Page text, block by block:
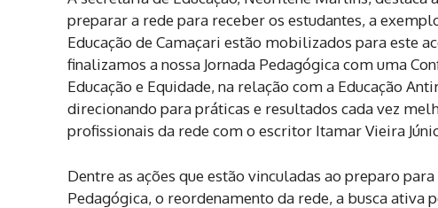
preparar a rede para receber os estudantes, a
Educação de Camaçari estão mobilizados para este
finalizamos a nossa Jornada Pedagógica com uma
Educação e Equidade, na relação com a Educação
direcionando para práticas e resultados cada vez
profissionais da rede com o escritor Itamar Vieira
Dentre as ações que estão vinculadas ao preparo
Pedagógica, o reordenamento da rede, a busca